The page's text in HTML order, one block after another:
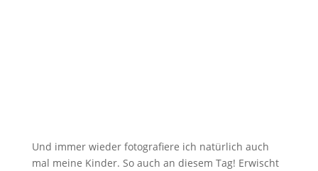
Und immer wieder fotografiere ich natürlich auch
mal meine Kinder. So auch an diesem Tag! Erwischt